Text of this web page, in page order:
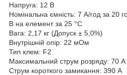
Напруга: 12 В
Номінальна ємність: 7 A/год за 20
В на елемент за 25 °C
Вага: 2,17 кг (Допуск ± 5,0%)
Внутрішній опір: 22 мОм
Тип клем: F2
Максимальний струм розряду: 70 А
Струм короткого замикання: 390 A